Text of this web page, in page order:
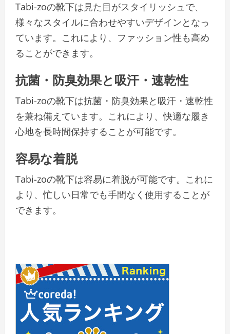
Tabi-zoの靴下は見た目がスタイリッシュで、
様々なスタイルに合わせやすいデザインとなっ
ています。これにより、ファッション性も高め
ることができます。
抗菌・防臭効果と吸汗・速乾性
Tabi-zoの靴下は抗菌・防臭効果と吸汗・速乾性
を兼ね備えています。これにより、快適な履き
心地を長時間保持することが可能です。
容易な着脱
Tabi-zoの靴下は容易に着脱が可能です。これに
より、忙しい日常でも手間なく使用することが
できます。